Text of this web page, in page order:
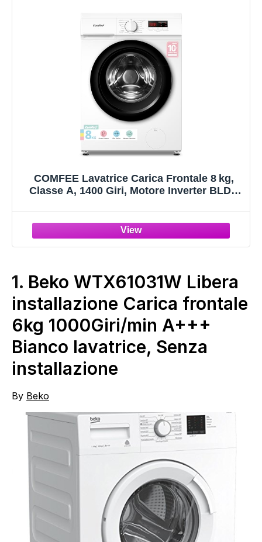
COMFEE Lavatrice Carica Frontale 8 kg,
Classe A, 1400 Giri, Motore Inverter BLDC
1. Beko WTX61031W Libera
installazione Carica frontale
6kg 1000Giri/min A+++
Bianco lavatrice, Senza
installazione
By Beko